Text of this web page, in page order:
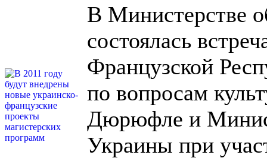
В Министерстве
состоялась
Французской
по вопросам
Дюрюфле и
Украины при